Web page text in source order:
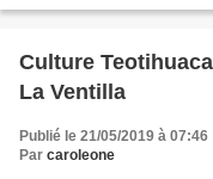
Culture
La Ventilla
Publié le 21/05/2019 à 07:46
Par caroleone